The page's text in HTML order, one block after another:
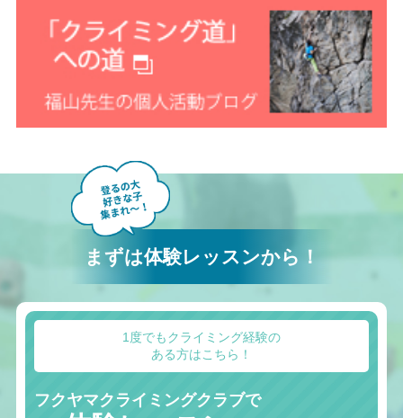
まずは体験レッスンから！
1度でもクライミング経験の
ある方はこちら！
フクヤマクライミングクラブで